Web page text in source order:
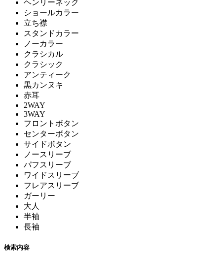
ヘンリーネック
ショールカラー
立ち襟
スタンドカラー
ノーカラー
クラシカル
クラシック
アンティーク
黒カンヌキ
赤耳
2WAY
3WAY
フロントボタン
センターボタン
サイドボタン
ノースリーブ
パフスリーブ
ワイドスリーブ
フレアスリーブ
ガーリー
大人
半袖
長袖
検索内容